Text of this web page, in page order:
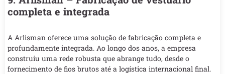
completa e integrada
A Arlisman oferece uma solução de fabricação completa e
profundamente integrada. Ao longo dos anos, a empresa
construiu uma rede robusta que abrange tudo, desde o
fornecimento de fios brutos até a logística internacional final.